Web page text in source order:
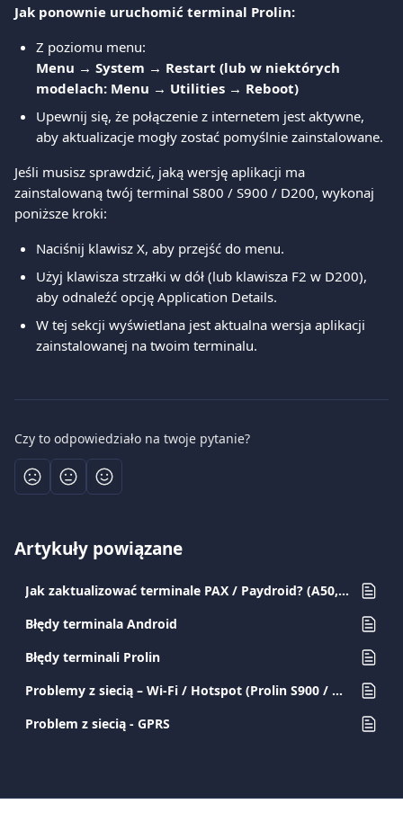
Jak ponownie uruchomić terminal Prolin:
Z poziomu menu:
Menu → System → Restart (lub w niektórych
modelach: Menu → Utilities → Reboot)
Upewnij się, że połączenie z internetem jest aktywne,
aby aktualizacje mogły zostać pomyślnie zainstalowane.
Jeśli musisz sprawdzić, jaką wersję aplikacji ma
zainstalowaną twój terminal S800 / S900 / D200, wykonaj
poniższe kroki:
Naciśnij klawisz X, aby przejść do menu.
Użyj klawisza strzałki w dół (lub klawisza F2 w D200),
aby odnaleźć opcję Application Details.
W tej sekcji wyświetlana jest aktualna wersja aplikacji
zainstalowanej na twoim terminalu.
Czy to odpowiedziało na twoje pytanie?
Artykuły powiązane
Jak zaktualizować terminale PAX / Paydroid? (A50, A77, A80, A910, A920, A920PRO)
Błędy terminala Android
Błędy terminali Prolin
Problemy z siecią – Wi-Fi / Hotspot (Prolin S900 / D200)
Problem z siecią - GPRS